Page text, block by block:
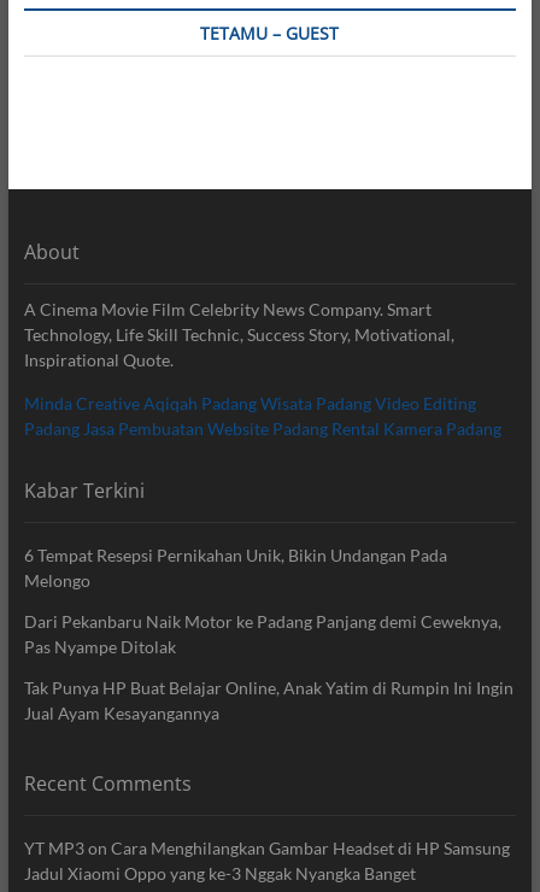
TETAMU – GUEST
About
A Cinema Movie Film Celebrity News Company. Smart
Technology, Life Skill Technic, Success Story, Motivational,
Inspirational Quote.
Minda CreativeAqiqah PadangWisata PadangVideo Editing
Padang Jasa Pembuatan Website Padang Rental Kamera Padang
Kabar Terkini
6 Tempat Resepsi Pernikahan Unik, Bikin Undangan Pada
Melongo
Dari Pekanbaru Naik Motor ke Padang Panjang demi Ceweknya,
Pas Nyampe Ditolak
Tak Punya HP Buat Belajar Online, Anak Yatim di Rumpin Ini Ingin
Jual Ayam Kesayangannya
Recent Comments
YT MP3on Cara Menghilangkan Gambar Headset di HP Samsung
Jadul Xiaomi Oppo yang ke-3 Nggak Nyangka Banget